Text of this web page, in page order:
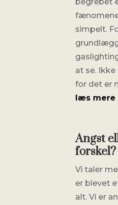
simpelt.
at se.
for det er
læs mere
Angst
forskel?
Vi taler
er blevet
alt. Vi er